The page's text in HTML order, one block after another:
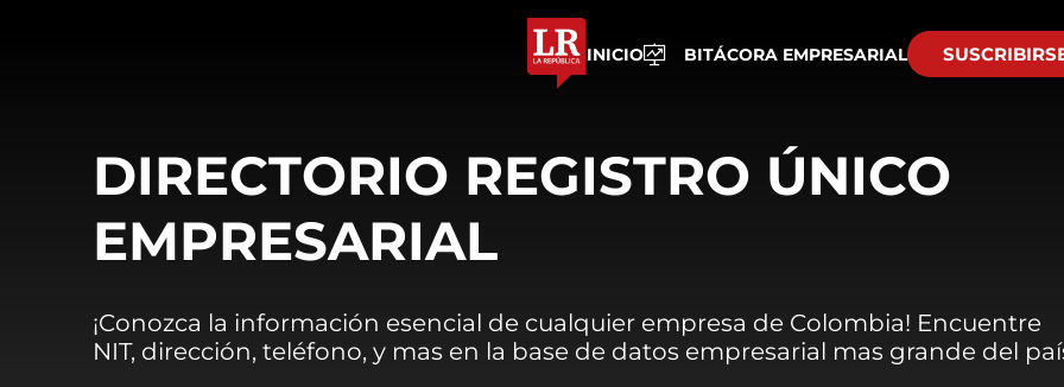
INICIO BITÁCORA EMPRESARIAL
DIRECTORIO REGISTRO ÚNICO
EMPRESARIAL
¡Conozca la información esencial de cualquier empresa de Colombia! Encuentre
NIT, dirección, teléfono, y mas en la base de datos empresarial mas grande del